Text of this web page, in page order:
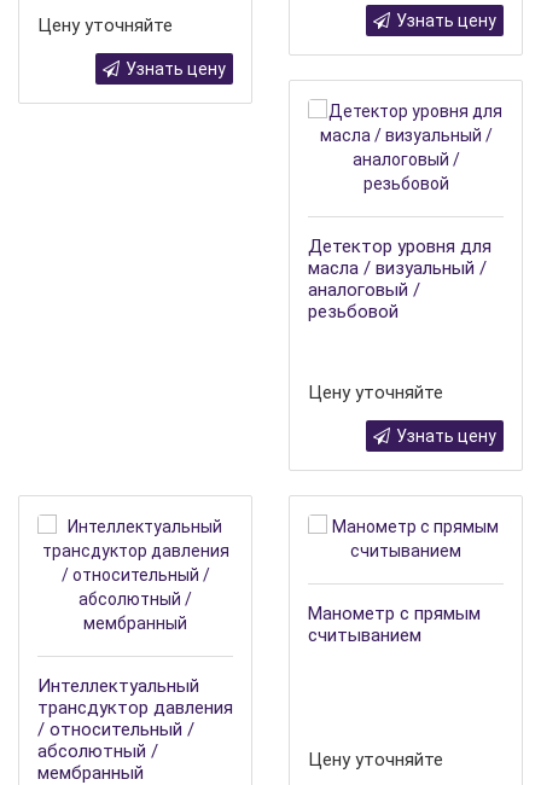
Цену уточняйте
Узнать цену
Узнать цену
Детектор уровня для
масла / визуальный /
аналоговый /
резьбовой
Цену уточняйте
Узнать цену
Интеллектуальный
трансдуктор давления
/ относительный /
абсолютный /
мембранный
Манометр с прямым
считыванием
Цену уточняйте